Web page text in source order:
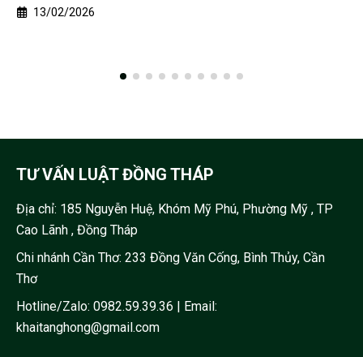
13/02/2026
TƯ VẤN LUẬT ĐỒNG THÁP
Địa chỉ: 185 Nguyễn Huệ, Khóm Mỹ Phú, Phường Mỹ , TP
Cao Lãnh , Đồng Tháp
Chi nhánh Cần Thơ: 233 Đồng Văn Cống, Bình Thủy, Cần
Thơ
Hotline/Zalo: 0982.59.39.36 | Email:
khaitanghong@gmail.com